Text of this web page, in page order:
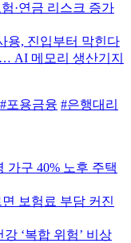
·연금 리스크 증가
용, 진입부터 막힌다
AI 메모리 생산기지
#포용금융 #은행대리
가구 40% 노후 주택
보험료 부담 커진
‘복합 위험’ 비상